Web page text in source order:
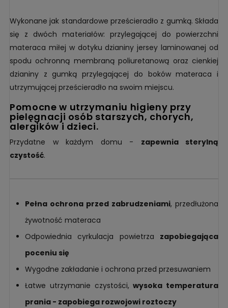
Wykonane jak standardowe prześcieradło z gumką. Składa
się z dwóch materiałów: przylegającej do powierzchni
materaca miłej w dotyku dzianiny jersey laminowanej od
spodu ochronną membraną poliuretanową oraz cienkiej
dzianiny z gumką przylegającej do boków materaca i
utrzymującej prześcieradło na swoim miejscu.
pomocne w utrzymaniu higieny przy
pielęgnacji osób starszych, chorych,
alergików i dzieci.
Przydatne w każdym domu - zapewnia sterylną
czystość.
Pełna ochrona przed zabrudzeniami, przedłużona
żywotność materaca
Odpowiednia cyrkulacja powietrza zapobiegająca
poceniu się
Wygodne zakładanie i ochrona przed przesuwaniem
Łatwe utrzymanie czystości,wysoka temperatura
prania - zapobiega rozwojowi roztoczy